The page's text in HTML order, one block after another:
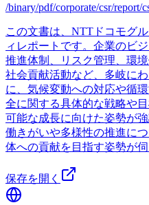
/binary/pdf/corporate/csr/report/
この文書は、NTTドコモグ
ィレポートです。企業のビ
推進体制、リスク管理、環
社会貢献活動など、多岐に
に、気候変動への対応や循
全に関する具体的な戦略や
可能な成長に向けた姿勢が
働きがいや多様性の推進に
体への貢献を目指す姿勢が伺
保存を開く